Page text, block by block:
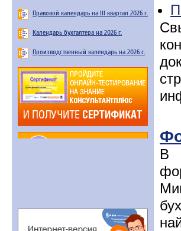
Правовой календарь на III квартал 2026 г.
Календарь бухгалтера на 2026 г.
Производственный календарь на 2026 г.
В